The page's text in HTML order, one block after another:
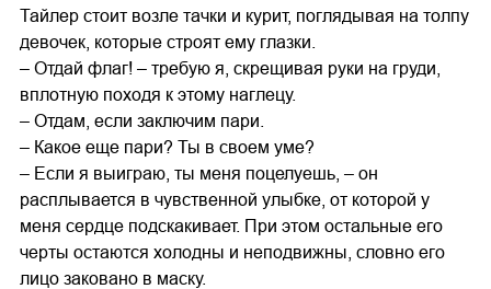
Тайлер стоит возле тачки и курит, поглядывая на толпу
девочек, которые строят ему глазки.
– Отдай флаг! – требую я, скрещивая руки на груди,
вплотную походя к этому наглецу.
– Отдам, если заключим пари.
– Какое еще пари? Ты в своем уме?
– Если я выиграю, ты меня поцелуешь, – он
расплывается в чувственной улыбке, от которой у
меня сердце подскакивает. При этом остальные его
черты остаются холодны и неподвижны, словно его
лицо заковано в маску.